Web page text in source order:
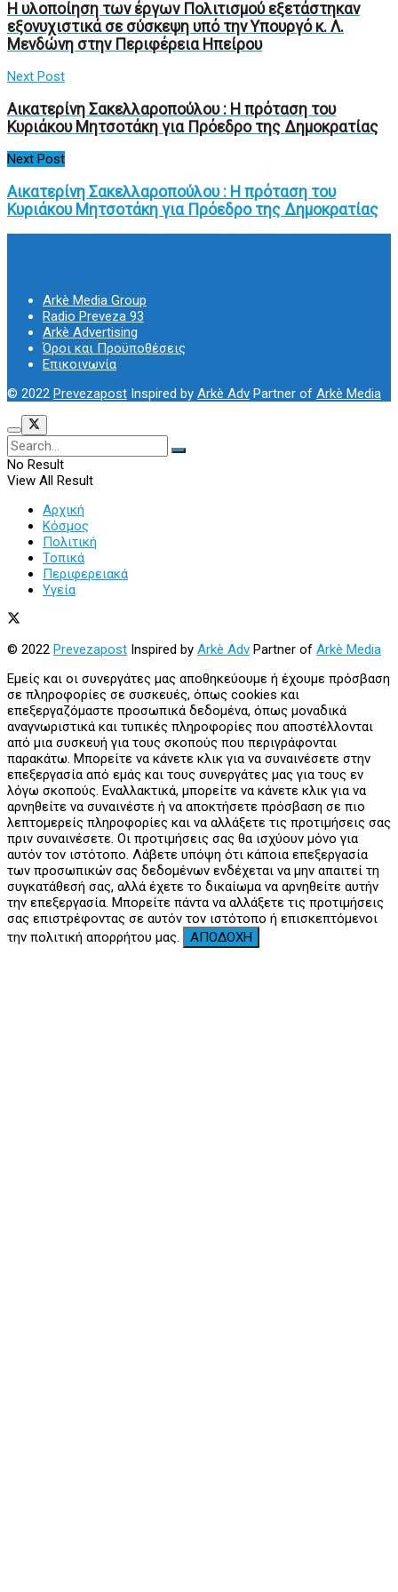
Η υλοποίηση των έργων Πολιτισμού εξετάστηκαν
εξονυχιστικά σε σύσκεψη υπό την Υπουργό κ. Λ.
Μενδώνη στην Περιφέρεια Ηπείρου
Next Post
Αικατερίνη Σακελλαροπούλου : Η πρόταση του
Κυριάκου Μητσοτάκη για Πρόεδρο της Δημοκρατίας
Next Post
Αικατερίνη Σακελλαροπούλου : Η πρόταση του
Κυριάκου Μητσοτάκη για Πρόεδρο της Δημοκρατίας
Arkè Media Group
Radio Preveza 93
Arkè Advertising
Όροι και Προϋποθέσεις
Επικοινωνία
© 2022 Prevezapost Inspired by Arkè Adv Partner of Arkè Media
No Result
View All Result
Αρχική
Κόσμος
Πολιτική
Τοπικά
Περιφερειακά
Υγεία
© 2022 Prevezapost Inspired by Arkè Adv Partner of Arkè Media
Εμείς και οι συνεργάτες μας αποθηκεύουμε ή έχουμε πρόσβαση
σε πληροφορίες σε συσκευές, όπως cookies και
επεξεργαζόμαστε προσωπικά δεδομένα, όπως μοναδικά
αναγνωριστικά και τυπικές πληροφορίες που αποστέλλονται
από μια συσκευή για τους σκοπούς που περιγράφονται
παρακάτω. Μπορείτε να κάνετε κλικ για να συναινέσετε στην
επεξεργασία από εμάς και τους συνεργάτες μας για τους εν
λόγω σκοπούς. Εναλλακτικά, μπορείτε να κάνετε κλικ για να
αρνηθείτε να συναινέστε ή να αποκτήσετε πρόσβαση σε πιο
λεπτομερείς πληροφορίες και να αλλάξετε τις προτιμήσεις σας
πριν συναινέσετε. Οι προτιμήσεις σας θα ισχύουν μόνο για
αυτόν τον ιστότοπο. Λάβετε υπόψη ότι κάποια επεξεργασία
των προσωπικών σας δεδομένων ενδέχεται να μην απαιτεί τη
συγκατάθεσή σας, αλλά έχετε το δικαίωμα να αρνηθείτε αυτήν
την επεξεργασία. Μπορείτε πάντα να αλλάξετε τις προτιμήσεις
σας επιστρέφοντας σε αυτόν τον ιστότοπο ή επισκεπτόμενοι
την πολιτική απορρήτου μας.
ΑΠΟΔΟΧΗ